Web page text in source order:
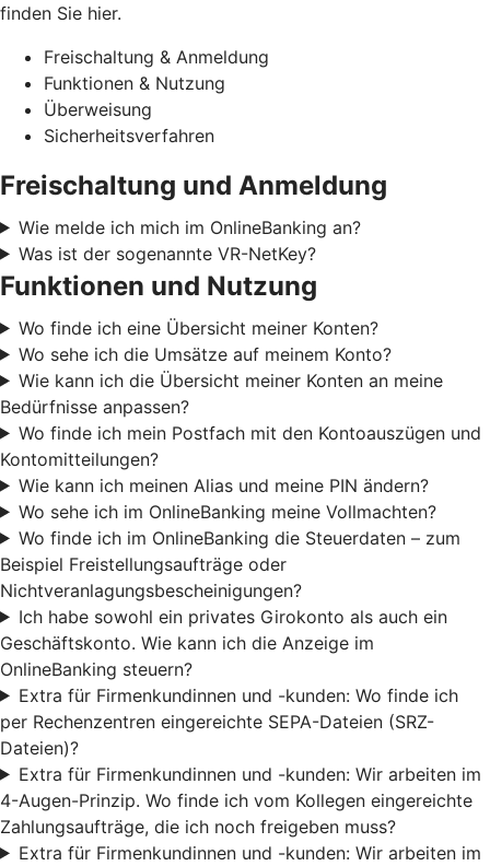
finden Sie hier.
Freischaltung & Anmeldung
Funktionen & Nutzung
Überweisung
Sicherheitsverfahren
Freischaltung und Anmeldung
Wie melde ich mich im OnlineBanking an?
Was ist der sogenannte VR-NetKey?
Funktionen und Nutzung
Wo finde ich eine Übersicht meiner Konten?
Wo sehe ich die Umsätze auf meinem Konto?
Wie kann ich die Übersicht meiner Konten an meine
Bedürfnisse anpassen?
Wo finde ich mein Postfach mit den Kontoauszügen und
Kontomitteilungen?
Wie kann ich meinen Alias und meine PIN ändern?
Wo sehe ich im OnlineBanking meine Vollmachten?
Wo finde ich im OnlineBanking die Steuerdaten – zum
Beispiel Freistellungsaufträge oder
Nichtveranlagungsbescheinigungen?
Ich habe sowohl ein privates Girokonto als auch ein
Geschäftskonto. Wie kann ich die Anzeige im
OnlineBanking steuern?
Extra für Firmenkundinnen und -kunden: Wo finde ich
per Rechenzentren eingereichte SEPA-Dateien (SRZ-
Dateien)?
Extra für Firmenkundinnen und -kunden: Wir arbeiten im
4-Augen-Prinzip. Wo finde ich vom Kollegen eingereichte
Zahlungsaufträge, die ich noch freigeben muss?
Extra für Firmenkundinnen und -kunden: Wir arbeiten im